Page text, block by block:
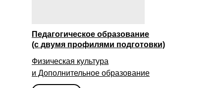
Педагогическое образование
(с двумя профилями подготовки)
Физическая культура
и Дополнительное образование